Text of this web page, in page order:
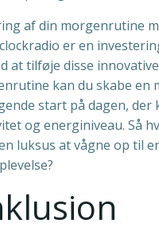
af din morgenrutine
er en
at tilføje disse
kan du skabe en
start på dagen, der
og energiniveau. Så
luksus at vågne op til